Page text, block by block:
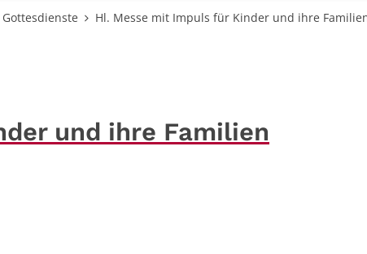
Gottesdienste Hl. Messe mit Impuls für Kinder und ihre
und ihre Familien